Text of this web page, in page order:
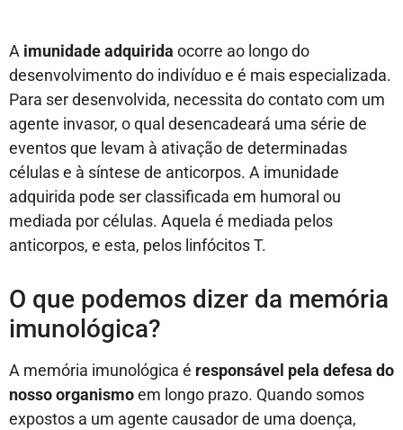
A imunidade adquirida ocorre ao longo do
desenvolvimento do indivíduo e é mais especializada.
Para ser desenvolvida, necessita do contato com um
agente invasor, o qual desencadeará uma série de
eventos que levam à ativação de determinadas
células e à síntese de anticorpos. A imunidade
adquirida pode ser classificada em humoral ou
mediada por células. Aquela é mediada pelos
anticorpos, e esta, pelos linfócitos T.
O que podemos dizer da memória
imunológica?
A memória imunológica é responsável pela defesa do
nosso organismoem longo prazo. Quando somos
expostos a um agente causador de uma doença,